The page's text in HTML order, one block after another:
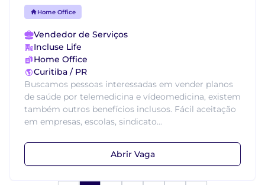
Home Office
Vendedor de Serviços
Incluse Life
Home Office
Curitiba / PR
Buscamos pessoas interessadas em vender planos
de saúde por telemedicina e vídeomedicina, existem
também outros benefícios inclusos. Fácil aceitação
em empresas, escolas, sindicato...
Abrir Vaga